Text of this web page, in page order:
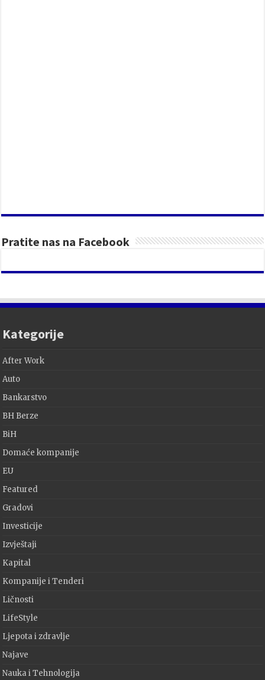
Pratite nas na Facebook
Kategorije
After Work
Auto
Bankarstvo
BH Berze
BiH
Domaće kompanije
EU
Featured
Gradovi
Investicije
Izvještaji
Kapital
Kompanije i Tenderi
Ličnosti
LifeStyle
Ljepota i zdravlje
Najave
Nauka i Tehnologija